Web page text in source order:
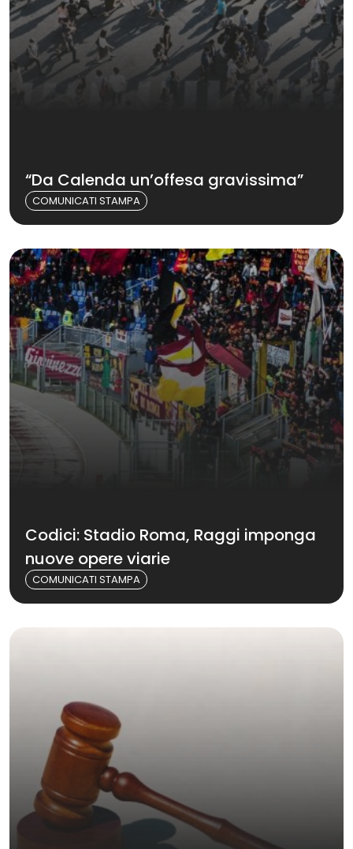
“Da Calenda un’offesa gravissima”
COMUNICATI STAMPA
Codici: Stadio Roma, Raggi imponga
nuove opere viarie
COMUNICATI STAMPA